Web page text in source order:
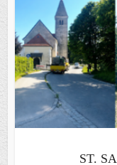
ST.